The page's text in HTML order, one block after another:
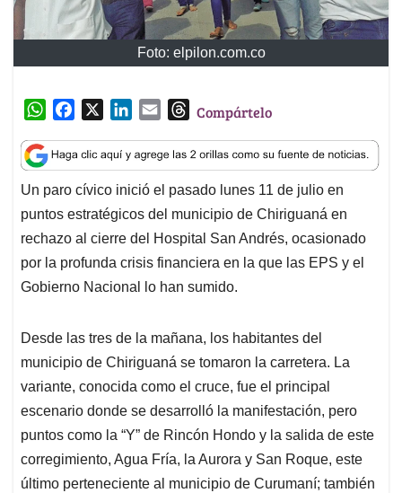
Foto: elpilon.com.co
W
a
t
s
A
p
p
c
e
b
o
o
k
n
k
e
d
I
n
a
i
l
T
r
e
a
d
s
Compártelo
Un paro cívico inició el pasado lunes 11 de julio en
puntos estratégicos del municipio de Chiriguaná en
rechazo al cierre del Hospital San Andrés, ocasionado
por la profunda crisis financiera en la que las EPS y el
Gobierno Nacional lo han sumido.
Desde las tres de la mañana, los habitantes del
municipio de Chiriguaná se tomaron la carretera. La
variante, conocida como el cruce, fue el principal
escenario donde se desarrolló la manifestación, pero
puntos como la “Y” de Rincón Hondo y la salida de este
corregimiento, Agua Fría, la Aurora y San Roque, este
último perteneciente al municipio de Curumaní; también